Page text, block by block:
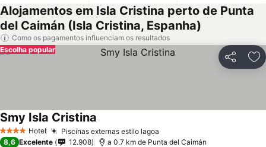
Alojamentos em Isla Cristina perto de Punta
del Caimán (Isla Cristina, Espanha)
Como os pagamentos influenciam os resultados
Partilhar
Escolha popular
4 EstrelasHotel Piscinas externas estilo lagoa
Smy Isla Cristina
8,6 Excelente 12.908 a 0.7 km de Punta del Caimán